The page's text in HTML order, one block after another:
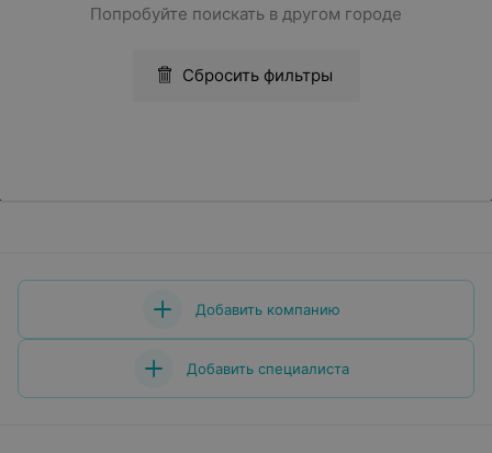
Попробуйте поискать в другом городе
Сбросить фильтры
Добавить компанию
Добавить специалиста